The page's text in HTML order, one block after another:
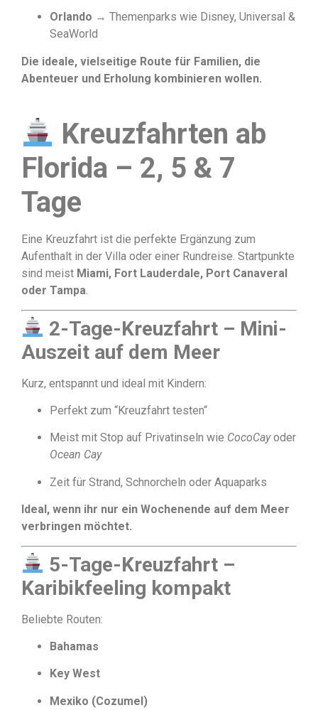
Orlando → Themenparks wie Disney, Universal &
SeaWorld
Die ideale, vielseitige Route für Familien, die
Abenteuer und Erholung kombinieren wollen.
Kreuzfahrten ab
Florida – 2, 5 & 7
Tage
Eine Kreuzfahrt ist die perfekte Ergänzung zum
Aufenthalt in der Villa oder einer Rundreise. Startpunkte
sind meist Miami, Fort Lauderdale, Port Canaveral
oder Tampa.
2-Tage-Kreuzfahrt – Mini-
Auszeit auf dem Meer
Kurz, entspannt und ideal mit Kindern:
Perfekt zum “Kreuzfahrt testen“
Meist mit Stop auf Privatinseln wie CocoCayoder
Ocean Cay
Zeit für Strand, Schnorcheln oder Aquaparks
Ideal, wenn ihr nur ein Wochenende auf dem Meer
verbringen möchtet.
5-Tage-Kreuzfahrt –
Karibikfeeling kompakt
Beliebte Routen:
Bahamas
Key West
Mexiko (Cozumel)